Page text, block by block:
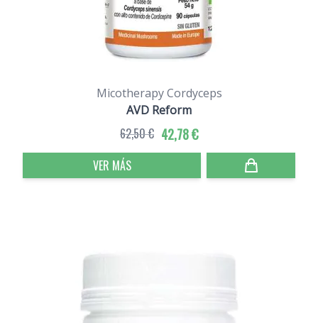
Micotherapy Cordyceps
AVD Reform
42,78 €
62,50 €
VER MÁS